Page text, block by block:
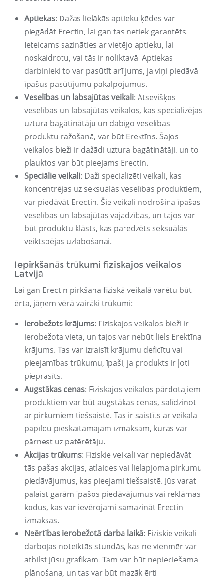
Aptiekas: Dažas lielākās aptieku ķēdes var
piegādāt Erectin, lai gan tas netiek garantēts.
Ieteicams sazināties ar vietējo aptieku, lai
noskaidrotu, vai tās ir noliktavā. Aptiekas
darbinieki to var pasūtīt arī jums, ja viņi piedāvā
īpašus pasūtījumu pakalpojumus.
Veselības un labsajūtas veikali: Atsevišķos
veselības un labsajūtas veikalos, kas specializējas
uztura bagātinātāju un dabīgo veselības
produktu ražošanā, var būt Erektīns. Šajos
veikalos bieži ir dažādi uztura bagātinātāji, un to
plauktos var būt pieejams Erectin.
Speciālie veikali: Daži specializēti veikali, kas
koncentrējas uz seksuālās veselības produktiem,
var piedāvāt Erectin. Šie veikali nodrošina īpašas
veselības un labsajūtas vajadzības, un tajos var
būt produktu klāsts, kas paredzēts seksuālās
veiktspējas uzlabošanai.
Iepirkšanās trūkumi fiziskajos veikalos
Latvijā
Lai gan Erectin pirkšana fiziskā veikalā varētu būt
ērta, jāņem vērā vairāki trūkumi:
Ierobežots krājums: Fiziskajos veikalos bieži ir
ierobežota vieta, un tajos var nebūt liels Erektīna
krājums. Tas var izraisīt krājumu deficītu vai
pieejamības trūkumu, īpaši, ja produkts ir ļoti
pieprasīts.
Augstākas cenas: Fiziskajos veikalos pārdotajiem
produktiem var būt augstākas cenas, salīdzinot
ar pirkumiem tiešsaistē. Tas ir saistīts ar veikala
papildu pieskaitāmajām izmaksām, kuras var
pārnest uz patērētāju.
Akcijas trūkums: Fiziskie veikali var nepiedāvāt
tās pašas akcijas, atlaides vai lielapjoma pirkumu
piedāvājumus, kas pieejami tiešsaistē. Jūs varat
palaist garām īpašos piedāvājumus vai reklāmas
kodus, kas var ievērojami samazināt Erectin
izmaksas.
Neērtības ierobežotā darba laikā: Fiziskie veikali
darbojas noteiktās stundās, kas ne vienmēr var
atbilst jūsu grafikam. Tam var būt nepieciešama
plānošana, un tas var būt mazāk ērti